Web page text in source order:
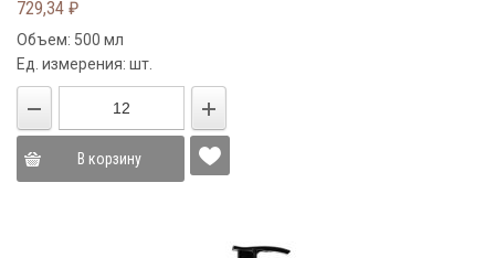
729,34 ₽
Объем: 500 мл
Ед. измерения: шт.
В корзину